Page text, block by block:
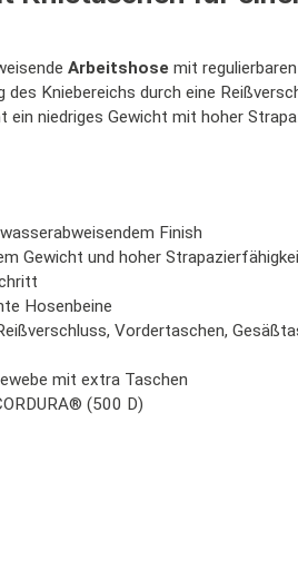
Arbeitshose mit
Kniebereichs durch eine
niedriges Gewicht mit hoher
Finish
Gewicht und hoher
Hosenbeine
Vordertaschen,
mit extra Taschen
(500 D)